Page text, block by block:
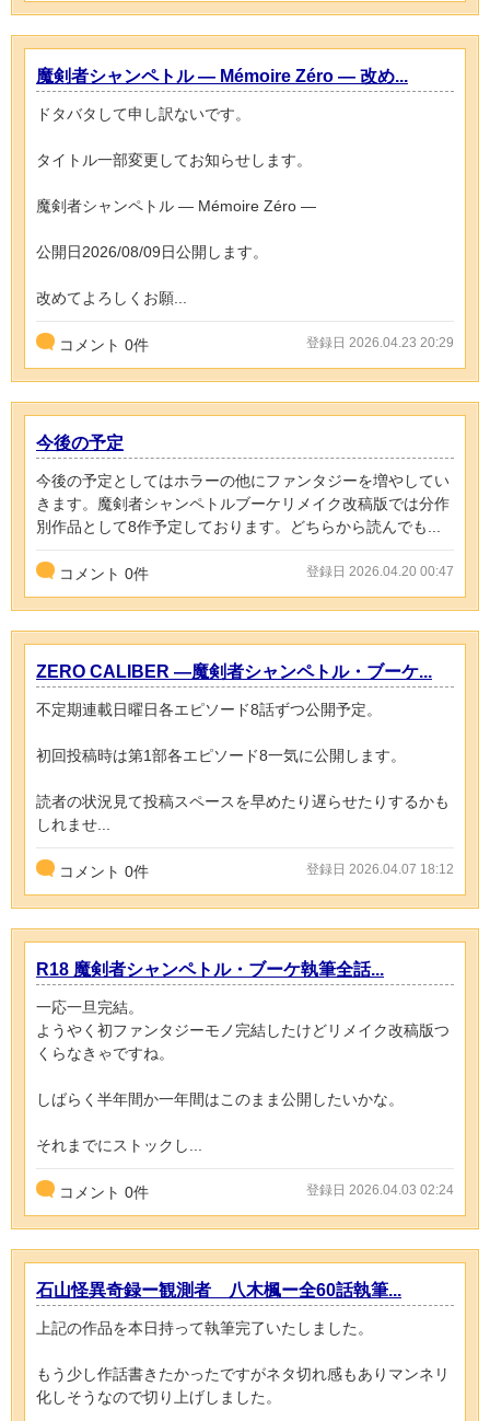
魔剣者シャンペトル ― Mémoire Zéro ― 改め...
ドタバタして申し訳ないです。
タイトル一部変更してお知らせします。
魔剣者シャンペトル ― Mémoire Zéro ―
公開日2026/08/09日公開します。
改めてよろしくお願...
コメント 0件 登録日 2026.04.23 20:29
今後の予定
今後の予定としてはホラーの他にファンタジーを増やしてい
きます。魔剣者シャンペトルブーケリメイク改稿版では分作
別作品として8作予定しております。どちらから読んでも...
コメント 0件 登録日 2026.04.20 00:47
ZERO CALIBER ―魔剣者シャンペトル・ブーケ...
不定期連載日曜日各エピソード8話ずつ公開予定。
初回投稿時は第1部各エピソード8一気に公開します。
読者の状況見て投稿スペースを早めたり遅らせたりするかも
しれませ...
コメント 0件 登録日 2026.04.07 18:12
R18 魔剣者シャンペトル・ブーケ執筆全話...
一応一旦完結。
ようやく初ファンタジーモノ完結したけどリメイク改稿版つ
くらなきゃですね。
しばらく半年間か一年間はこのまま公開したいかな。
それまでにストックし...
コメント 0件 登録日 2026.04.03 02:24
石山怪異奇録ー観測者 八木楓ー全60話執筆...
上記の作品を本日持って執筆完了いたしました。
もう少し作話書きたかったですがネタ切れ感もありマンネリ
化しそうなので切り上げしました。